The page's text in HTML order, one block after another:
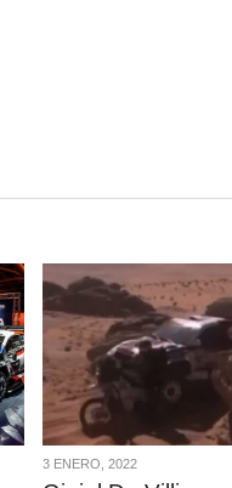
VER
NOTA
3 ENERO, 2022